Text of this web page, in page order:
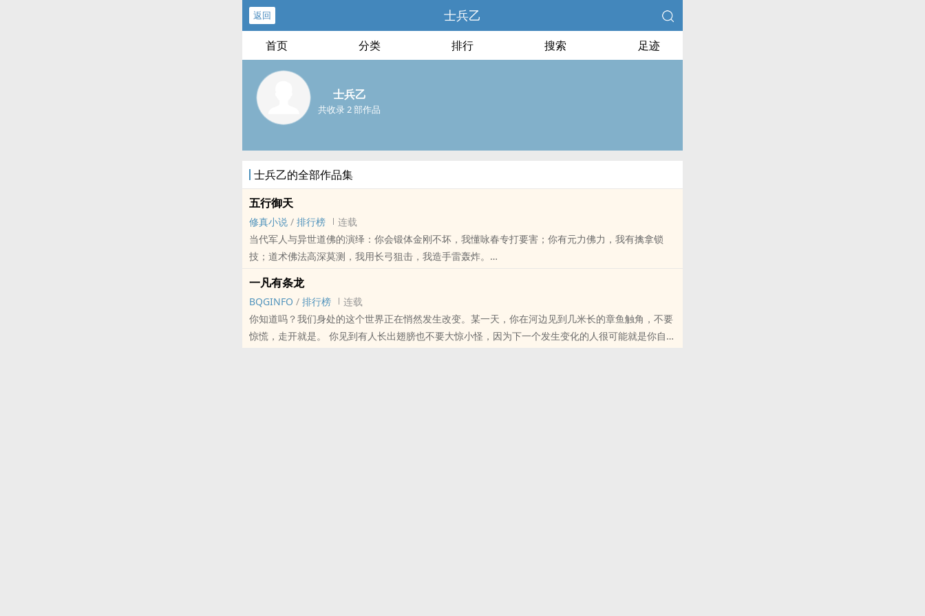
返回 士兵乙
首页 分类 排行 搜索 足迹
士兵乙
共收录 2 部作品
士兵乙的全部作品集
五行御天
修真小说 / 排行榜
连载
当代军人与异世道佛的演绎：你会锻体金刚不坏，我懂咏春专打要害；你有元力佛力，我有擒拿锁
技；道术佛法高深莫测，我用长弓狙击，我造手雷轰炸。
我若修仙，修元界任我纵横；我若成仙，得空想回地球坐坐……唯一的遗憾，结丹前还得留着童子
身。
书友群：321，753，987
一凡有条龙
BQGINFO / 排行榜
连载
你知道吗？我们身处的这个世界正在悄然发生改变。某一天，你在河边见到几米长的章鱼触角，不要
惊慌，走开就是。 你见到有人长出翅膀也不要大惊小怪，因为下一个发生变化的人很可能就是你自